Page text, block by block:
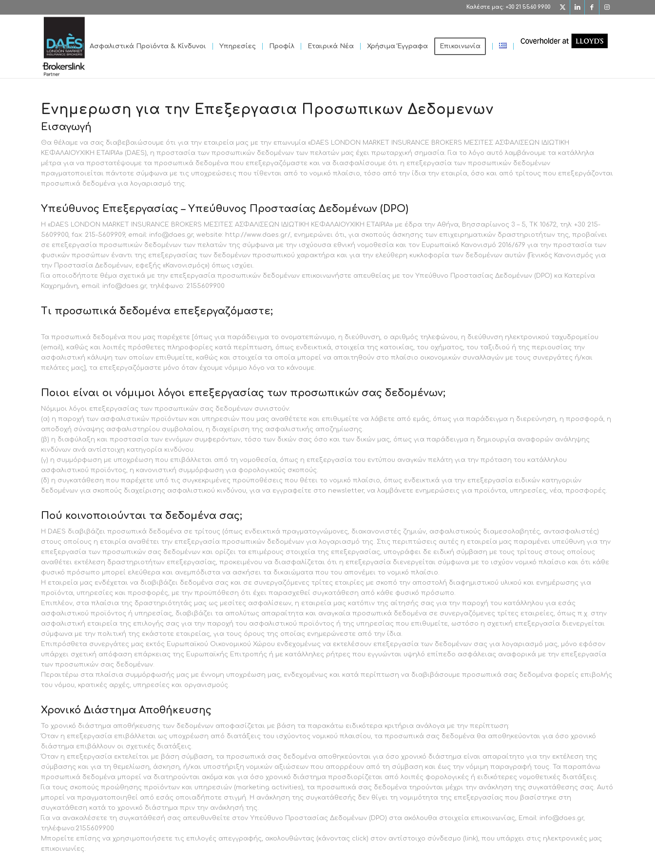
Καλέστε μας: +30 21 5560 9900
Αρχική Ασφαλιστικά Προϊόντα & Κίνδυνοι Υπηρεσίες Προφίλ Εταιρικά Νέα Χρήσιμα Έγγραφα Επικοινωνία
Ενημερωση για την Επεξεργασια Προσωπικων Δεδομενων
Εισαγωγή
Θα θέλαμε να σας διαβεβαιώσουμε ότι για την εταιρεία μας με την επωνυμία «DAES LONDON MARKET INSURANCE BROKERS ΜΕΣΙΤΕΣ ΑΣΦΑΛΙΣΕΩΝ ΙΔΙΩΤΙΚΗ
ΚΕΦΑΛΑΙΟΥΧΙΚΗ ΕΤΑΙΡΙΑ» (DAES), η προστασία των προσωπικών δεδομένων των πελατών μας έχει πρωταρχική σημασία. Για το λόγο αυτό λαμβάνουμε τα κατάλληλα
μέτρα για να προστατέψουμε τα προσωπικά δεδομένα που επεξεργαζόμαστε και να διασφαλίσουμε ότι η επεξεργασία των προσωπικών δεδομένων
πραγματοποιείται πάντοτε σύμφωνα με τις υποχρεώσεις που τίθενται από το νομικό πλαίσιο, τόσο από την ίδια την εταιρία, όσο και από τρίτους που επεξεργάζονται
προσωπικά δεδομένα για λογαριασμό της.
Υπεύθυνος Επεξεργασίας – Υπεύθυνος Προστασίας Δεδομένων (DPO)
Η «DAES LONDON MARKET INSURANCE BROKERS ΜΕΣΙΤΕΣ ΑΣΦΑΛΙΣΕΩΝ ΙΔΙΩΤΙΚΗ ΚΕΦΑΛΑΙΟΥΧΙΚΗ ΕΤΑΙΡΙΑ» με έδρα την Αθήνα, Βησσαρίωνος 3 – 5, ΤΚ 10672, τηλ: +30 215-
5609900, fax: 215-5609909, email: info@daes.gr, website: http://www.daes.gr/, ενημερώνει ότι, για σκοπούς άσκησης των επιχειρηματικών δραστηριοτήτων της, προβαίνει
σε επεξεργασία προσωπικών δεδομένων των πελατών της σύμφωνα με την ισχύουσα εθνική νομοθεσία και τον Ευρωπαϊκό Κανονισμό 2016/679 για την προστασία των
φυσικών προσώπων έναντι της επεξεργασίας των δεδομένων προσωπικού χαρακτήρα και για την ελεύθερη κυκλοφορία των δεδομένων αυτών (Γενικός Κανονισμός για
την Προστασία Δεδομένων, εφεξής «Κανονισμός») όπως ισχύει.
Για οποιοδήποτε θέμα σχετικά με την επεξεργασία προσωπικών δεδομένων επικοινωνήστε απευθείας με τον Υπεύθυνο Προστασίας Δεδομένων (DPO) κα Κατερίνα
Καχρημάνη, email: info@daes.gr, τηλέφωνο: 2155609900
Τι προσωπικά δεδομένα επεξεργαζόμαστε;
Τα προσωπικά δεδομένα που μας παρέχετε [όπως για παράδειγμα το ονοματεπώνυμο, η διεύθυνση, ο αριθμός τηλεφώνου, η διεύθυνση ηλεκτρονικού ταχυδρομείου
(email), καθώς και λοιπές πρόσθετες πληροφορίες κατά περίπτωση, όπως ενδεικτικά, στοιχεία της κατοικίας, του οχήματος, του ταξιδιού ή της περιουσίας την
ασφαλιστική κάλυψη των οποίων επιθυμείτε, καθώς και στοιχεία τα οποία μπορεί να απαιτηθούν στο πλαίσιο οικονομικών συναλλαγών με τους συνεργάτες ή/και
πελάτες μας], τα επεξεργαζόμαστε μόνο όταν έχουμε νόμιμο λόγο να το κάνουμε.
Ποιοι είναι οι νόμιμοι λόγοι επεξεργασίας των προσωπικών σας δεδομένων;
Νόμιμοι λόγοι επεξεργασίας των προσωπικών σας δεδομένων συνιστούν:
(α) η παροχή των ασφαλιστικών προϊόντων και υπηρεσιών που μας αναθέτετε και επιθυμείτε να λάβετε από εμάς, όπως για παράδειγμα η διερεύνηση, η προσφορά, η
αποδοχή σύναψης ασφαλιστηρίου συμβολαίου, η διαχείριση της ασφαλιστικής αποζημίωσης.
(β) η διαφύλαξη και προστασία των εννόμων συμφερόντων, τόσο των δικών σας όσο και των δικών μας, όπως για παράδειγμα η δημιουργία αναφορών ανάληψης
κινδύνων ανά αντίστοιχη κατηγορία κινδύνου.
(γ) η συμμόρφωση με υποχρέωση που επιβάλλεται από τη νομοθεσία, όπως η επεξεργασία του εντύπου αναγκών πελάτη για την πρόταση του κατάλληλου
ασφαλιστικού προϊόντος, η κανονιστική συμμόρφωση για φορολογικούς σκοπούς.
(δ) η συγκατάθεση που παρέχετε υπό τις συγκεκριμένες προϋποθέσεις που θέτει το νομικό πλαίσιο, όπως ενδεικτικά για την επεξεργασία ειδικών κατηγοριών
δεδομένων για σκοπούς διαχείρισης ασφαλιστικού κινδύνου, για να εγγραφείτε στο newsletter, να λαμβάνετε ενημερώσεις για προϊόντα, υπηρεσίες, νέα, προσφορές.
Πού κοινοποιούνται τα δεδομένα σας;
Η DAES διαβιβάζει προσωπικά δεδομένα σε τρίτους (όπως ενδεικτικά πραγματογνώμονες, διακανονιστές ζημιών, ασφαλιστικούς διαμεσολαβητές, αντασφαλιστές)
στους οποίους η εταιρία αναθέτει την επεξεργασία προσωπικών δεδομένων για λογαριασμό της. Στις περιπτώσεις αυτές η εταιρεία μας παραμένει υπεύθυνη για την
επεξεργασία των προσωπικών σας δεδομένων και ορίζει τα επιμέρους στοιχεία της επεξεργασίας, υπογράφει δε ειδική σύμβαση με τους τρίτους στους οποίους
αναθέτει εκτέλεση δραστηριοτήτων επεξεργασίας, προκειμένου να διασφαλίζεται ότι η επεξεργασία διενεργείται σύμφωνα με το ισχύον νομικό πλαίσιο και ότι κάθε
φυσικό πρόσωπο μπορεί ελεύθερα και ανεμπόδιστα να ασκήσει τα δικαιώματα που του απονέμει το νομικό πλαίσιο.
Η εταιρεία μας ενδέχεται να διαβιβάζει δεδομένα σας και σε συνεργαζόμενες τρίτες εταιρίες με σκοπό την αποστολή διαφημιστικού υλικού και ενημέρωσης για
προϊόντα, υπηρεσίες και προσφορές, με την προϋπόθεση ότι έχει παρασχεθεί συγκατάθεση από κάθε φυσικό πρόσωπο.
Επιπλέον, στα πλαίσια της δραστηριότητάς μας ως μεσίτες ασφαλίσεων, η εταιρεία μας κατόπιν της αίτησής σας για την παροχή του κατάλληλου για εσάς
ασφαλιστικού προϊόντος ή υπηρεσίας, διαβιβάζει τα απολύτως απαραίτητα και αναγκαία προσωπικά δεδομένα σε συνεργαζόμενες τρίτες εταιρείες, όπως π.χ. στην
ασφαλιστική εταιρεία της επιλογής σας για την παροχή του ασφαλιστικού προϊόντος ή της υπηρεσίας που επιθυμείτε, ωστόσο η σχετική επεξεργασία διενεργείται
σύμφωνα με την πολιτική της εκάστοτε εταιρείας, για τους όρους της οποίας ενημερώνεστε από την ίδια.
Επιπρόσθετα συνεργάτες μας εκτός Ευρωπαϊκού Οικονομικού Χώρου ενδεχομένως να εκτελέσουν επεξεργασία των δεδομένων σας για λογαριασμό μας, μόνο εφόσον
υπάρχει σχετική απόφαση επάρκειας της Ευρωπαϊκής Επιτροπής ή με κατάλληλες ρήτρες που εγγυώνται υψηλό επίπεδο ασφάλειας αναφορικά με την επεξεργασία
των προσωπικών σας δεδομένων.
Περαιτέρω στα πλαίσια συμμόρφωσής μας με έννομη υποχρέωση μας, ενδεχομένως και κατά περίπτωση να διαβιβάσουμε προσωπικά σας δεδομένα φορείς επιβολής
του νόμου, κρατικές αρχές, υπηρεσίες και οργανισμούς.
Χρονικό Διάστημα Αποθήκευσης
Το χρονικό διάστημα αποθήκευσης των δεδομένων αποφασίζεται με βάση τα παρακάτω ειδικότερα κριτήρια ανάλογα με την περίπτωση:
Όταν η επεξεργασία επιβάλλεται ως υποχρέωση από διατάξεις του ισχύοντος νομικού πλαισίου, τα προσωπικά σας δεδομένα θα αποθηκεύονται για όσο χρονικό
διάστημα επιβάλλουν οι σχετικές διατάξεις.
Όταν η επεξεργασία εκτελείται με βάση σύμβαση, τα προσωπικά σας δεδομένα αποθηκεύονται για όσο χρονικό διάστημα είναι απαραίτητο για την εκτέλεση της
σύμβασης και για τη θεμελίωση, άσκηση, ή/και υποστήριξη νομικών αξιώσεων που απορρέουν από τη σύμβαση και έως την νόμιμη παραγραφή τους. Τα παραπάνω
προσωπικά δεδομένα μπορεί να διατηρούνται ακόμα και για όσο χρονικό διάστημα προσδιορίζεται από λοιπές φορολογικές ή ειδικότερες νομοθετικές διατάξεις.
Για τους σκοπούς προώθησης προϊόντων και υπηρεσιών (marketing activities), τα προσωπικά σας δεδομένα τηρούνται μέχρι την ανάκληση της συγκατάθεσης σας. Αυτό
μπορεί να πραγματοποιηθεί από εσάς οποιαδήποτε στιγμή. Η ανάκληση της συγκατάθεσής δεν θίγει τη νομιμότητα της επεξεργασίας που βασίστηκε στη
συγκατάθεση κατά το χρονικό διάστημα πριν την ανάκλησή της.
Για να ανακαλέσετε τη συγκατάθεσή σας απευθυνθείτε στον Υπεύθυνο Προστασίας Δεδομένων (DPO) στα ακόλουθα στοιχεία επικοινωνίας, Email: info@daes.gr,
τηλέφωνο:2155609900
Μπορείτε επίσης να χρησιμοποιήσετε τις επιλογές απεγγραφής, ακολουθώντας (κάνοντας click) στον αντίστοιχο σύνδεσμο (link), που υπάρχει στις ηλεκτρονικές μας
επικοινωνίες.